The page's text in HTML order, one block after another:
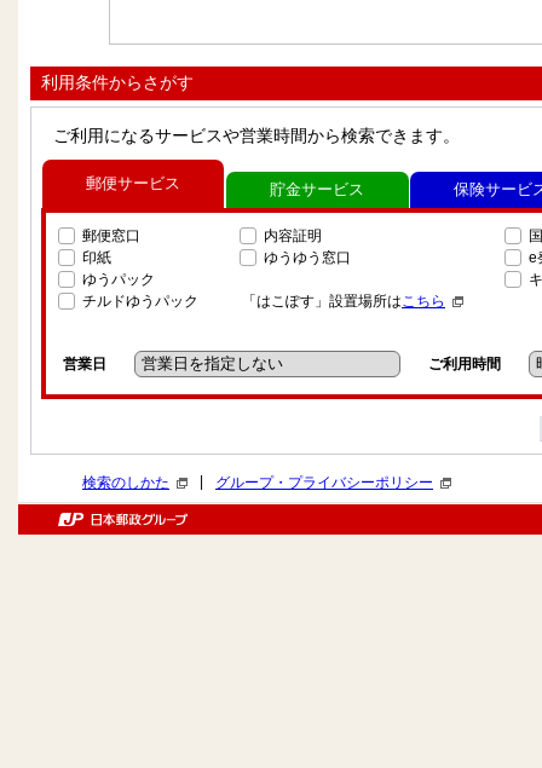
利用条件からさがす
ご利用になるサービスや営業時間から検索できます。
郵便サービス
郵便窓口
印紙
ゆうパック
チルドゆうパック
内容証明
ゆうゆう窓口
「はこぽす」設置場所はこちら
e
営業日 ご利用時間
貯金サービス 保険サービ
検索のしかた グループ・プライバシーポリシー